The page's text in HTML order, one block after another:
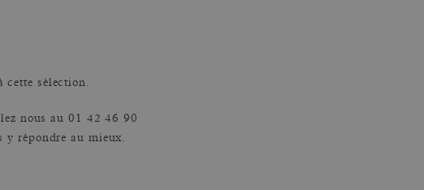
cette sélection.
nous au 01 42 46 90
y répondre au mieux.